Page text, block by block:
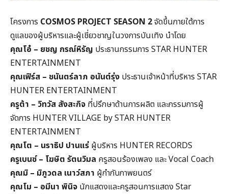
โครงการ COSMOS PROJECT SEASON 2จัดขึ้นภายใต้การ
ดูแลของผู้บริหารและผู้เชี่ยวชาญในวงการบันเทิง นำโดย
คุณโอ๋ – ยชญ กรณ์หิรัญ ประธานกรรมการ STAR HUNTER
ENTERTAINMENT
คุณเฟิร์ส – ชนันตร์ลาภ อนันต์รุ่ง ประธานเจ้าหน้าที่บริหาร STAR
HUNTER ENTERTAINMENT
ครูต้า – วิทวัส สังสะกิจ ที่ปรึกษาด้านการผลิต และกรรมการผู้
จัดการ HUNTER VILLAGE by STAR HUNTER
ENTERTAINMENT
คุณโต – นราธิป ปานแร่ ผู้บริหาร HUNTER RECORDS
ครูเบนซ์ – โฆษิต รัตนวิมล ครูสอนร้องเพลง และ Vocal Coach
คุณมิ – มิภูวดล เนาว์สภา ผู้กำกับภาพยนตร์
คุณโม – อมีนา พินิจ นักแสดงและครูสอนการแสดง Star